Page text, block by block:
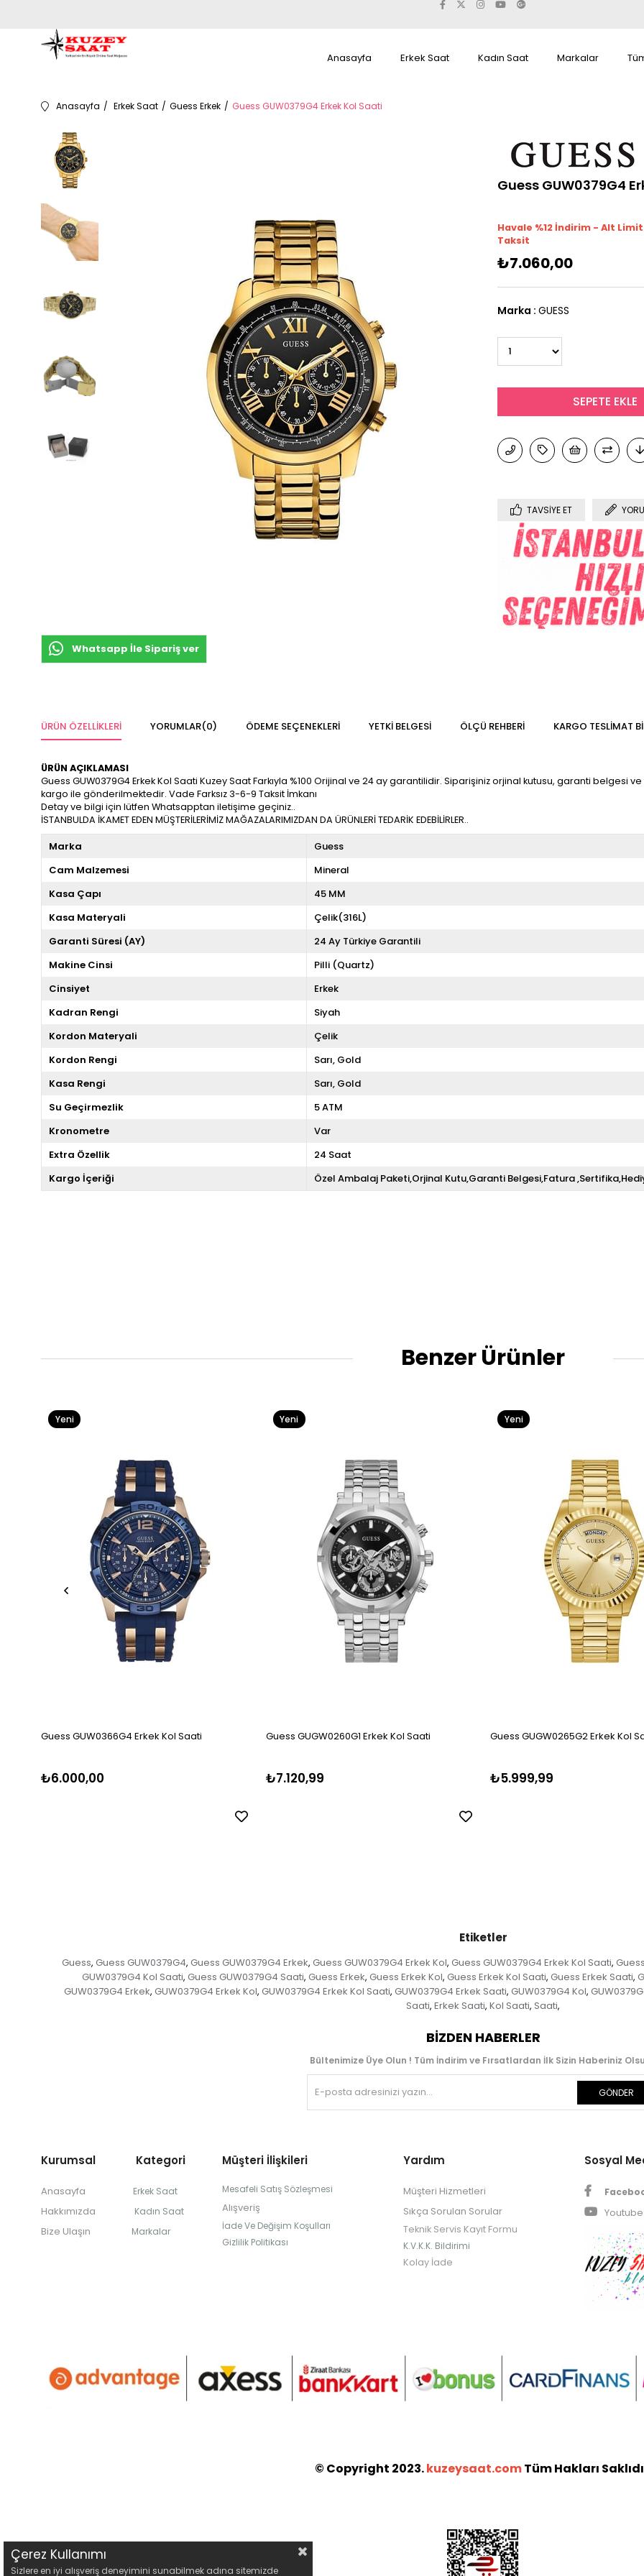
Anasayfa Erkek Saat Kadın Saat Markalar
Anasayfa Erkek Saat Guess Erkek Guess GUW0379G4 Erkek Kol Saati
Whatsapp İle Sipariş ver
Guess GUW0379G4
Havale %12 İndirim - Alt Limit
Taksit
₺7.060,00
Marka : GUESS
TAVSIYE ET
ÜRÜN ÖZELLIKLERI YORUMLAR(0) ÖDEME SEÇENEKLERI YETKİ BELGESİ ÖLÇÜ REHBERI KARGO TESLIMAT
ÜRÜN AÇIKLAMASI
Guess GUW0379G4 Erkek Kol Saati Kuzey Saat Farkıyla %100 Orijinal ve 24 ay garantilidir. Siparişiniz orjinal kutusu, garanti belgesi
kargo ile gönderilmektedir. Vade Farksız 3-6-9 Taksit İmkanı
Detay ve bilgi için lütfen Whatsapptan iletişime geçiniz..
İSTANBULDA İKAMET EDEN MÜŞTERİLERİMİZ MAĞAZALARIMIZDAN DA ÜRÜNLERİ TEDARİK EDEBİLİRLER..
Marka
Guess
Cam Malzemesi
Mineral
Kasa Çapı
45 MM
Kasa Materyali
Çelik(316L)
Garanti Süresi (AY)
24 Ay Türkiye Garantili
Makine Cinsi
Pilli (Quartz)
Cinsiyet
Erkek
Kadran Rengi
Siyah
Kordon Materyali
Çelik
Kordon Rengi
Sarı Gold
Kasa Rengi
Sarı Gold
Su Geçirmezlik
5 ATM
Kronometre
Var
Extra Özellik
24 Saat
Kargo İçeriği
Özel Ambalaj Paketi,Orjinal Kutu,Garanti Belgesi,Fatura
Benzer Ürünler
Guess GUW0366G4 Erkek Kol Saati
₺6.000,00
Yeni
Guess GUGW0260G1 Erkek Kol Saati
₺7.120,99
Yeni
Guess GUGW0265G2 Erkek Kol
₺5.999,99
Yeni
Etiketler
Guess, Guess GUW0379G4, Guess GUW0379G4 Erkek, Guess GUW0379G4 Erkek Kol, Guess GUW0379G4 Erkek Kol Saati,
GUW0379G4 Kol Saati, Guess GUW0379G4 Saati, Guess Erkek, Guess Erkek Kol, Guess Erkek Kol Saati, Guess Erkek Saati,
GUW0379G4 Erkek, GUW0379G4 Erkek Kol, GUW0379G4 Erkek Kol Saati, GUW0379G4 Erkek Saati, GUW0379G4 Kol,
Saati, Erkek Saati, Kol Saati, Saati,
BIZDEN HABERLER
Bültenimize Üye Olun ! Tüm İndirim ve Fırsatlardan İlk Sizin Haberiniz
GÖNDER
Kurumsal Kategori
Anasayfa Erkek Saat
Hakkımızda Kadın Saat
Bize Ulaşın Markalar
Müşteri İlişkileri
Mesafeli Satış Sözleşmesi
Alışveriş
İade Ve Değişim Koşulları
Gizlilik Politikası
Yardım
Müşteri Hizmetleri
Sıkça Sorulan Sorular
Teknik Servis Kayıt Formu
K.V.K.K. Bildirimi
Kolay İade
Sosyal
Youtube
© Copyright 2023.kuzeysaat.comTüm Hakları
Çerez Kullanımı
Sizlere en iyi alışveriş deneyimini sunabilmek adına sitemizde